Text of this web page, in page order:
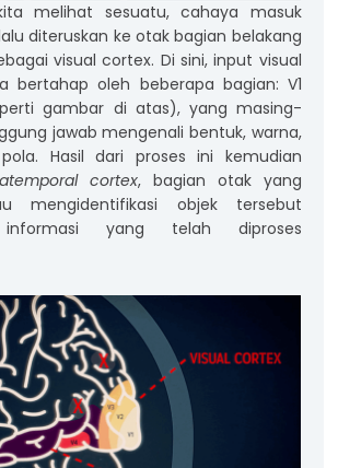
melihat sesuatu, cahaya masuk
diteruskan ke otak bagian belakang
visual cortex. Di sini, input visual
bertahap oleh beberapa bagian: V1
gambar di atas), yang masing-
jawab mengenali bentuk, warna,
Hasil dari proses ini kemudian
cortex, bagian otak yang
mengidentifikasi objek tersebut
informasi yang telah diproses